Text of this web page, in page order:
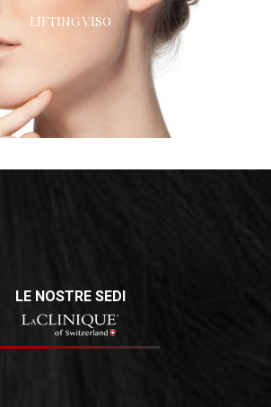
LIFTING VISO
del viso, per ridare armonia, tonicità
ai contorni del volto
LE NOSTRE SEDI